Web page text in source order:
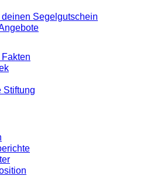
deinen Segelgutschein
Stiftung